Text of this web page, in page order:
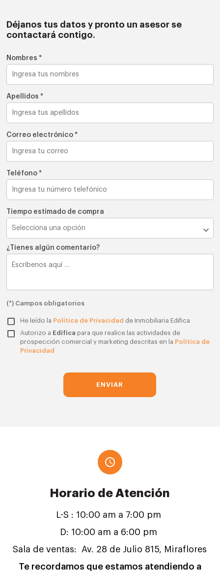
Déjanos tus datos y pronto un asesor se
contactará contigo.
Nombres *
Apellidos *
Correo electrónico *
Teléfono *
Tiempo estimado de compra
¿Tienes algún comentario?
(*) Campos obligatorios
He leído la Política de Privacidad de Inmobiliaria Edifica
Autorizo a Edifica para que realice las actividades de
prospección comercial y marketing descritas en la Política de
Privacidad
ENVIAR
Horario de Atención
L-S : 10:00 am a 7:00 pm
D: 10:00 am a 6:00 pm
Sala de ventas: Av. 28 de Julio 815, Miraflores
Te recordamos que estamos atendiendo a